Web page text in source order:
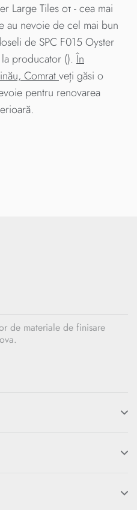
Large Tiles от - cea mai
au nevoie de cel mai bun
de SPC F015 Oyster
la producator ().În
Comratveți găsi o
pentru renovarea
de materiale de finisare